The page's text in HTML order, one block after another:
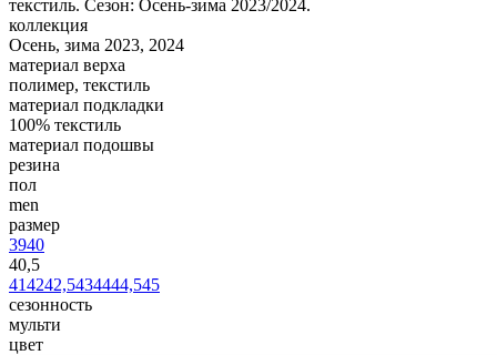
текстиль. Сезон: Осень-зима 2023/2024.
коллекция
Осень, зима 2023, 2024
материал верха
полимер, текстиль
материал подкладки
100% текстиль
материал подошвы
резина
пол
men
размер
3940
40,5
414242,5434444,545
сезонность
мульти
цвет